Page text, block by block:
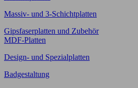
Massiv- und 3-Schichtplatten
Gipsfaserplatten und Zubehör
MDF-Platten
Design- und Spezialplatten
Badgestaltung